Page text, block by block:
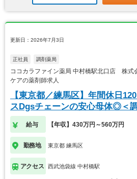
更新日：2026年7月3日
正社員 調剤薬局
ココカラファイン薬局 中村橋駅北口店 株式
ケアの薬剤師求人
【東京都／練馬区】年間休日
スDgsチェーンの安心母体◎＜
給与 【年収】430万円～560万円
勤務地 東京都 練馬区
アクセス 西武池袋線 中村橋駅